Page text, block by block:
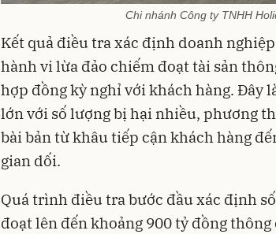
Chi nhánh Công ty TNHH
Kết quả điều tra xác định doanh
hành vi lừa đảo chiếm đoạt tài sản
hợp đồng kỳ nghỉ với khách hàng. Đây
lớn với số lượng bị hại nhiều, phương
bài bản từ khâu tiếp cận khách hàng
gian dối.
Quá trình điều tra bước đầu xác định
đoạt lên đến khoảng 900 tỷ đồng